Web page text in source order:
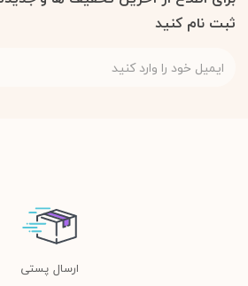
ثبت نام کنید
ارسال پستی